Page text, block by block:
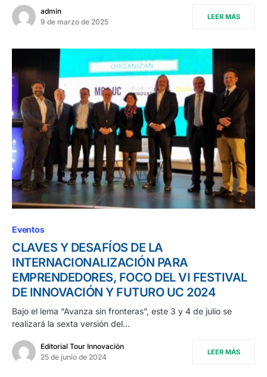
admin
9 de marzo de 2025
LEER MÁS
Eventos
CLAVES Y DESAFÍOS DE LA
INTERNACIONALIZACIÓN PARA
EMPRENDEDORES, FOCO DEL VI FESTIVAL
DE INNOVACIÓN Y FUTURO UC 2024
Bajo el lema “Avanza sin fronteras”, este 3 y 4 de julio se
realizará la sexta versión del…
Editorial Tour Innovación
25 de junio de 2024
LEER MÁS